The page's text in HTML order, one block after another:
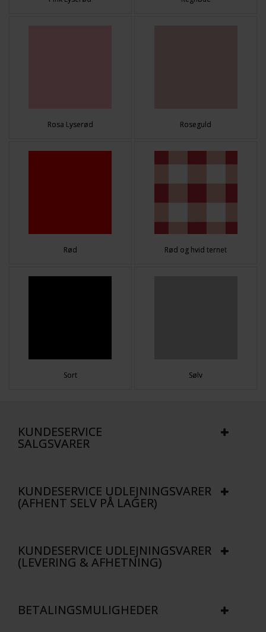
Rosa Lyserød Roseguld
Rød Rød og hvid ternet
Sort Sølv
KUNDESERVICE
SALGSVARER
KUNDESERVICE UDLEJNINGSVARER
(AFHENT SELV PÅ LAGER)
KUNDESERVICE UDLEJNINGSVARER
(LEVERING & AFHETNING)
BETALINGSMULIGHEDER